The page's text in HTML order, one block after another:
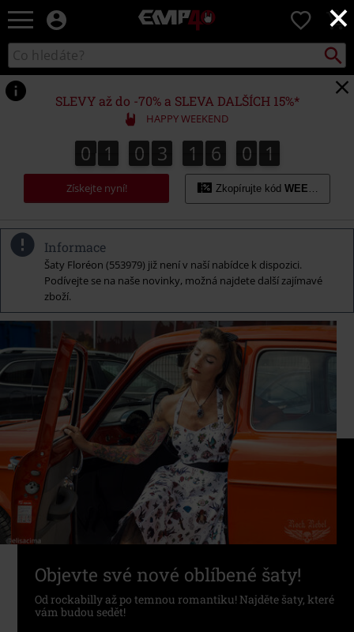
×
EMP
Hudba,
filmy
&
seriály,
Merch
pro
hráče,
Alternativní
móda
0
Katalog
vyhledávání
SLEVY až do -70% a SLEVA DALŠÍCH 15%*
HAPPY WEEKEND
0
0 1
1 0
0 3
3 1
1 5
6
5
6 5
0
5
0 9
0
9
1
0
Získejte nyní! Zkopírujte kód WEEKEND
Informace
Šaty Floréon (553979) již není v naší nabídce k dispozici.
Podívejte se na naše novinky, možná najdete další zajímavé
zboží.
Objevte své nové oblíbené šaty!
Od rockabilly až po temnou romantiku! Najděte šaty, které
vám budou sedět!